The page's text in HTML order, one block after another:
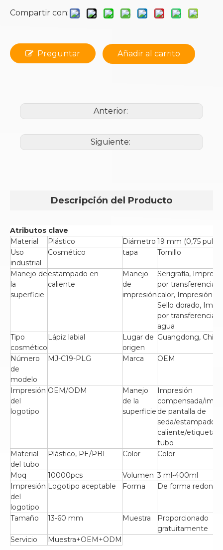
Compartir con:
Preguntar Añadir al carrito
Anterior:
Siguiente:
Descripción del Producto
Atributos clave
Material
Plástico Diámetro 19 mm (0,75
Uso
industrial
Cosmético tapa Tornillo
Manejo de
la
superficie
estampado en
caliente
Manejo
de
impresión
Serigrafía,
por transferencia
calor, Impresión
Sello dorado,
por transferencia
agua
Tipo
cosmético
Lápiz labial
Lugar de
origen
Guangdong, China
Número
de
modelo
MJ-C19-PLG Marca OEM
Impresión
del
logotipo
OEM/ODM
Manejo
de la
superficie
Impresión
compensada/
de pantalla de
seda/estampado
caliente/
tubo
Material
del tubo
Plástico, PE/PBL Color Color
Moq 10000pcs Volumen 3 ml-400ml
Impresión
del
logotipo
Logotipo aceptable Forma De forma redonda
Tamaño 13-60 mm Muestra
Proporcionado
gratuitamente
Servicio
Muestra+OEM+ODM